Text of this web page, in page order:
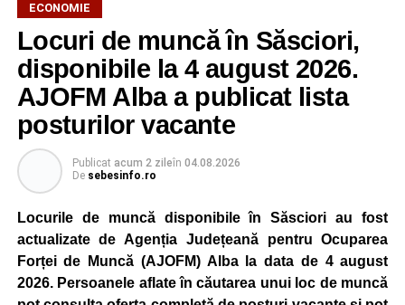
Potrivit unui comunicat al companiei, măsura va fi aplicată
gradual, în funcție de necesitățile sistemului energetic.
Reprezentanții Kronospan precizează că evoluția situației
este monitorizată permanent, iar activitatea va reveni la
capacitate normală imediat ce condițiile vor permite.
Compania dă asigurări că oprirea temporară a unor linii
de producție nu va afecta livrările către clienți.
Kronospan se numără printre cei mai mari consumatori de
energie electrică din România. O parte din necesarul
energetic este acoperită prin producția proprie de energie,
realizată cu ajutorul panourilor fotovoltaice și al unităților
de cogenerare.
ECONOMIE
Locuri de muncă în Săsciori,
disponibile la 4 august 2026.
AJOFM Alba a publicat lista
posturilor vacante
Publicat acum 2 zileîn 04.08.2026
De sebesinfo.ro
Locurile de muncă disponibile în Săsciori au fost
actualizate de Agenția Județeană pentru Ocuparea
Forței de Muncă (AJOFM) Alba la data de 4 august
2026. Persoanele aflate în căutarea unui loc de muncă